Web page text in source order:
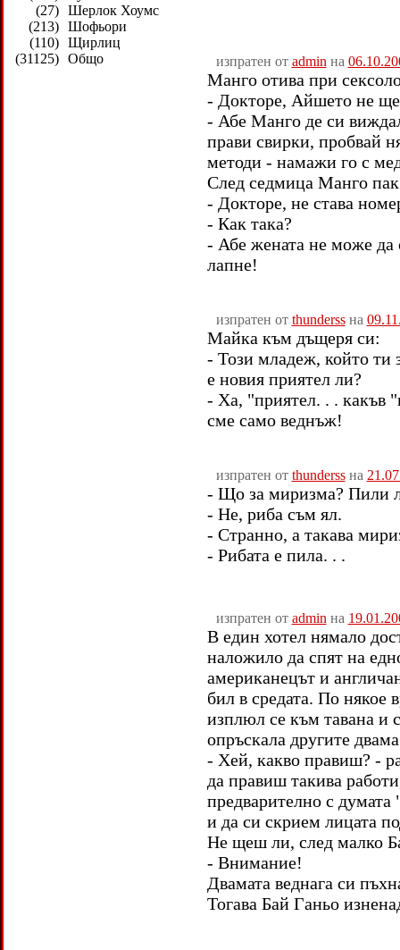
(27) Шерлок Хоумс
(213) Шофьори
(110) Щирлиц
(31125) Общо изпратен от admin на
Манго отива при
- Докторе, Айшето не
- Абе Манго де си
прави свирки, пробвай
методи - намажи го с
След седмица Манго
- Докторе, не става
- Как така?
- Абе жената не може да
лапне!
изпратен от thunderssна
Майка към дъщеря си:
- Този младеж, който ти
е новия приятел ли?
- Ха, "приятел. . . какъв
сме само веднъж!
изпратен от thunderssна
- Що за миризма? Пили
- Не, риба съм ял.
- Странно, а такава
- Рибата е пила. . .
изпратен от admin на
В един хотел нямало
наложило да спят на
американецът и
бил в средата. По някое
изплюл се към тавана и
опръскала другите
- Хей, какво правиш? -
да правиш такива
предварително с
и да си скрием лицата
Не щеш ли, след малко
- Внимание!
Двамата веднага си
Тогава Бай Ганьо